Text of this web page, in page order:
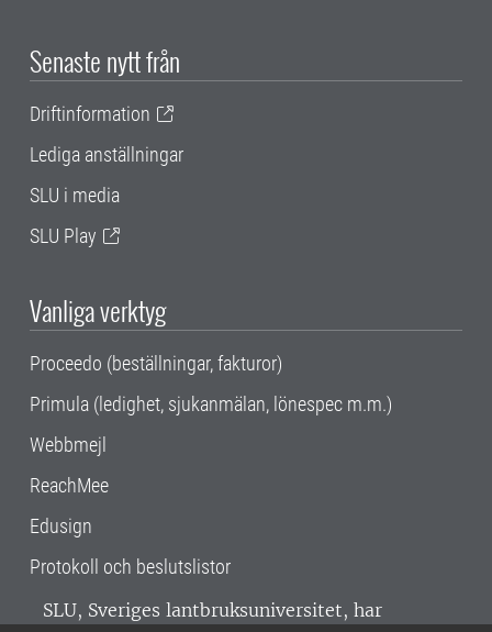
Senaste nytt från
Driftinformation
Lediga anställningar
SLU i media
SLU Play
Vanliga verktyg
Proceedo (beställningar, fakturor)
Primula (ledighet, sjukanmälan, lönespec m.m.)
Webbmejl
ReachMee
Edusign
Protokoll och beslutslistor
SLU, Sveriges lantbruksuniversitet, har